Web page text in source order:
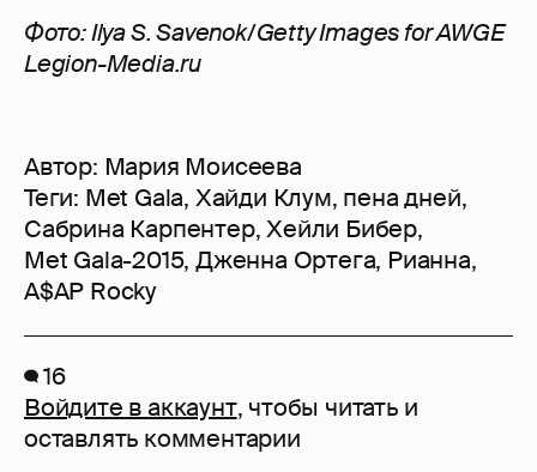
Фото: Ilya S. Savenok/Getty Images for AWGE
Legion-Media.ru
Автор: Мария Моисеева
Теги: Met Gala, Хайди Клум, пена дней,
Сабрина Карпентер,Хейли Бибер,
Met Gala-2015,Дженна Ортега, Рианна,
A$AP Rocky
16
Войдите в аккаунт, чтобы читать и
оставлять комментарии